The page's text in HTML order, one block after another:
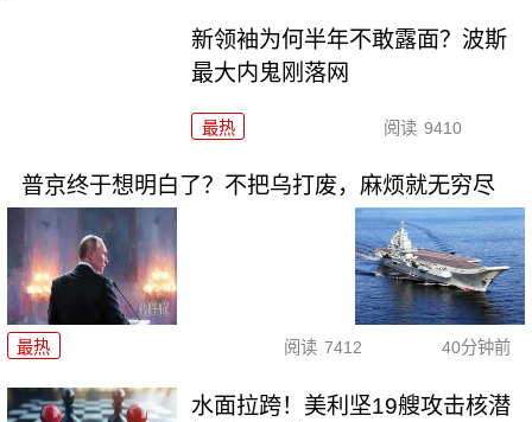
新领袖为何半年不敢露面？波斯
最大内鬼刚落网
最热 阅读 9410
普京终于想明白了？不把乌打废，麻烦就无穷尽
最热 阅读 7412 40分钟前
水面拉跨！美利坚19艘攻击核潜